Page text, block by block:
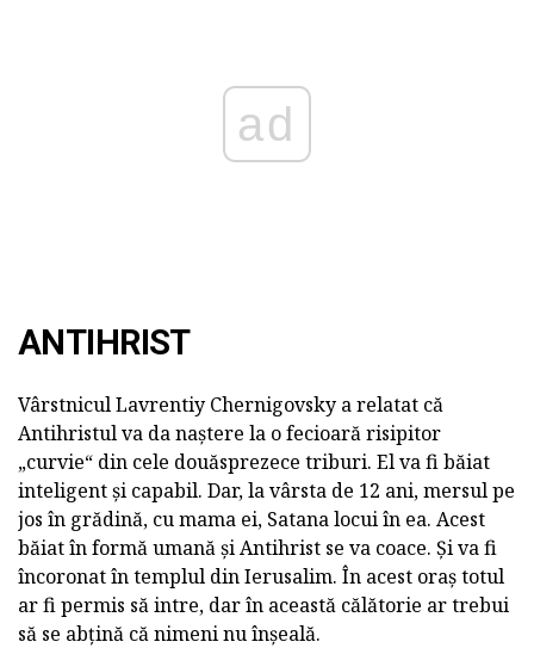
ad
ANTIHRIST
Vârstnicul Lavrentiy Chernigovsky a relatat că
Antihristul va da naștere la o fecioară risipitor
„curvie“ din cele douăsprezece triburi. El va fi băiat
inteligent și capabil. Dar, la vârsta de 12 ani, mersul pe
jos în grădină, cu mama ei, Satana locui în ea. Acest
băiat în formă umană și Antihrist se va coace. Și va fi
încoronat în templul din Ierusalim. În acest oraș totul
ar fi permis să intre, dar în această călătorie ar trebui
să se abțină că nimeni nu înșeală.